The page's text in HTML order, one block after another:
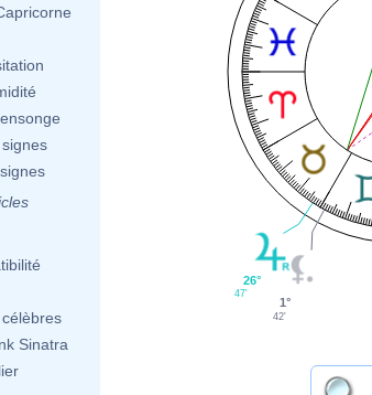
Sinatra
26°
47'
1°
42'